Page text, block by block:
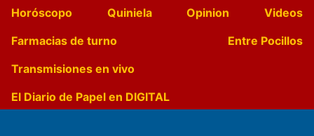
Horóscopo
Quiniela Opinion
Videos
Farmacias de turno
Entre Pocillos
Transmisiones en vivo
El Diario de Papel en DIGITAL